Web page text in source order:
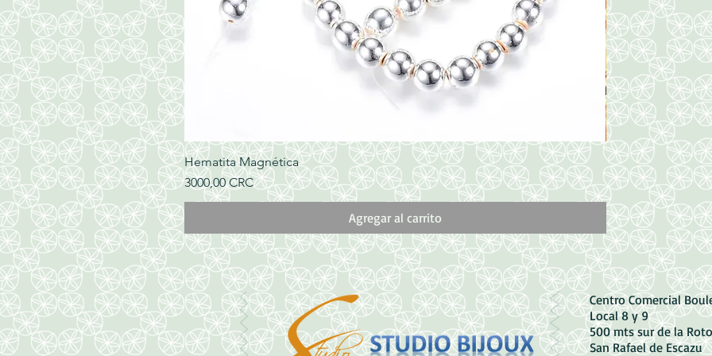
Vista rápida
Hematita Magnética
Precio
3000,00 CRC
Agregar al carrito
Hematita Dorada
Precio
3500,00 CRC
Centro Comercial
Local 8 y 9
500 mts sur de la
San Rafael de Escazu